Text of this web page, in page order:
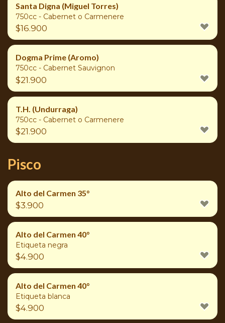
Santa Digna (Miguel Torres)
750cc - Cabernet o Carmenere
$16.900
Dogma Prime (Aromo)
750cc - Cabernet Sauvignon
$21.900
T.H. (Undurraga)
750cc - Cabernet o Carmenere
$21.900
Pisco
Alto del Carmen 35°
$3.900
Alto del Carmen 40°
Etiqueta negra
$4.900
Alto del Carmen 40°
Etiqueta blanca
$4.900